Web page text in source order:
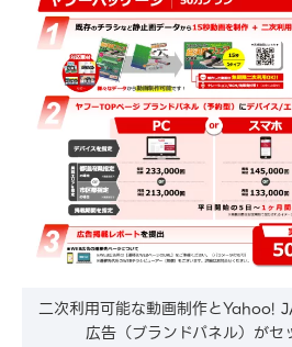
二次利用可能な動画制作とYahoo!
広告（ブランドパネル）がセ